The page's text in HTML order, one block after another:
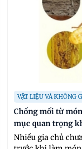
VẬT LIỆU VÀ KHÔNG
Chống mối từ
mục quan trọng
Nhiều gia chủ